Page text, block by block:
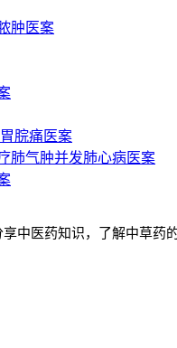
肿医案
脘痛医案
肺气肿并发肺心病医案
享中医药知识，了解中草药